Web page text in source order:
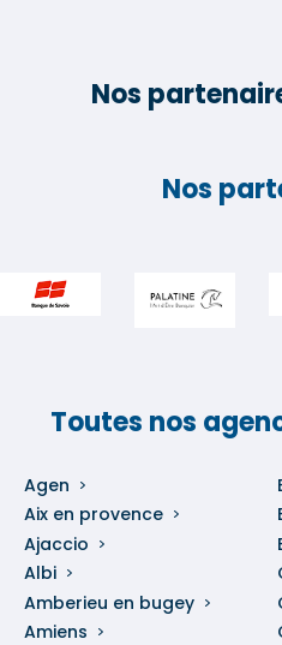
Nos
Nos
Toutes nos
Agen
Aix en provence
Ajaccio
Albi
Amberieu en bugey
Amiens